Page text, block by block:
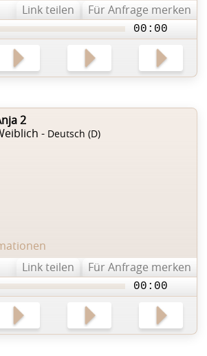
Link teilen
Für Anfrage merken
00:00
2
- Deutsch (D)
Link teilen
Für Anfrage merken
00:00